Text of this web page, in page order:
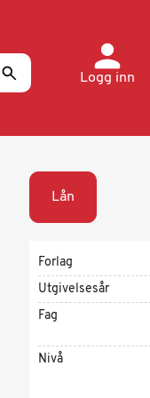
Logg inn
Lån
Forlag
Utgivelsesår
Fag
Nivå